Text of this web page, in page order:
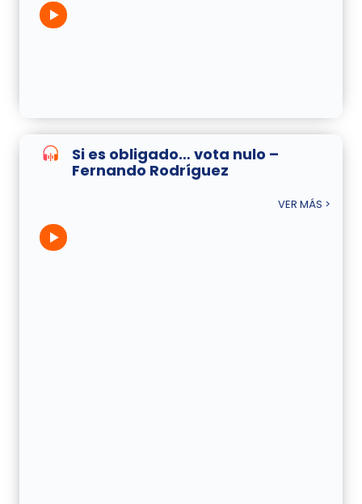
Si es obligado… vota nulo –
Fernando Rodríguez
VER MÁS >